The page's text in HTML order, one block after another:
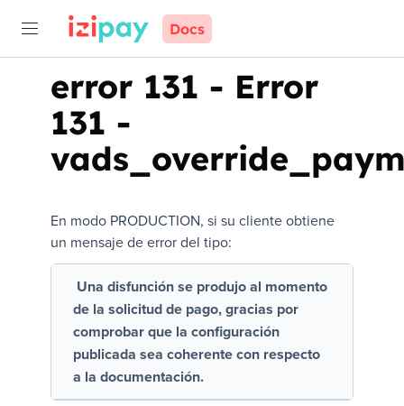
Docs
error 131 - Error
131 -
En modo PRODUCTION, si su cliente obtiene
un mensaje de error del tipo:
Una disfunción se produjo al momento
de la solicitud de pago, gracias por
comprobar que la configuración
publicada sea coherente con respecto
a la documentación.